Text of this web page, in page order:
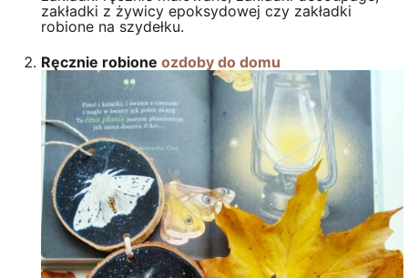
zakładki z żywicy epoksydowej czy zakładki
robione na szydełku.
Ręcznie robione ozdoby do domu